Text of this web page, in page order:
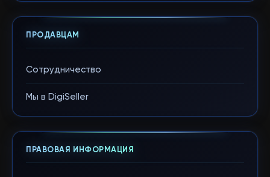
ПРОДАВЦАМ
Сотрудничество
Мы в DigiSeller
ПРАВОВАЯ ИНФОРМАЦИЯ